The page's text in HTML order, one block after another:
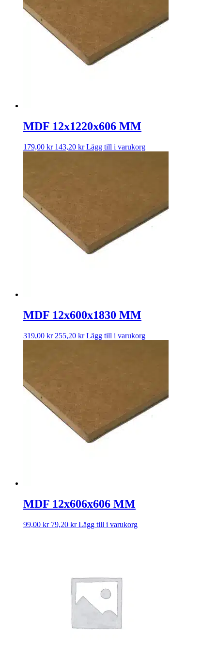
MDF 12x1220x606 MM
179,00 kr 143,20 kr Lägg till i varukorg
MDF 12x600x1830 MM
319,00 kr 255,20 kr Lägg till i varukorg
MDF 12x606x606 MM
99,00 kr 79,20 kr Lägg till i varukorg